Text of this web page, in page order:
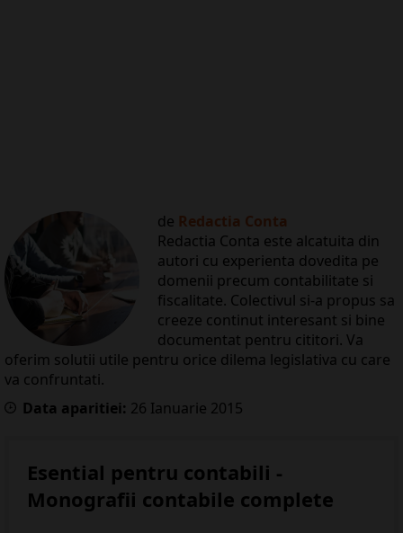
de Redactia Conta
Redactia Conta este alcatuita din
autori cu experienta dovedita pe
domenii precum contabilitate si
fiscalitate. Colectivul si-a propus sa
creeze continut interesant si bine
documentat pentru cititori. Va
oferim solutii utile pentru orice dilema legislativa cu care
va confruntati.
Data aparitiei: 26 Ianuarie 2015
Esential pentru contabili -
Monografii contabile complete